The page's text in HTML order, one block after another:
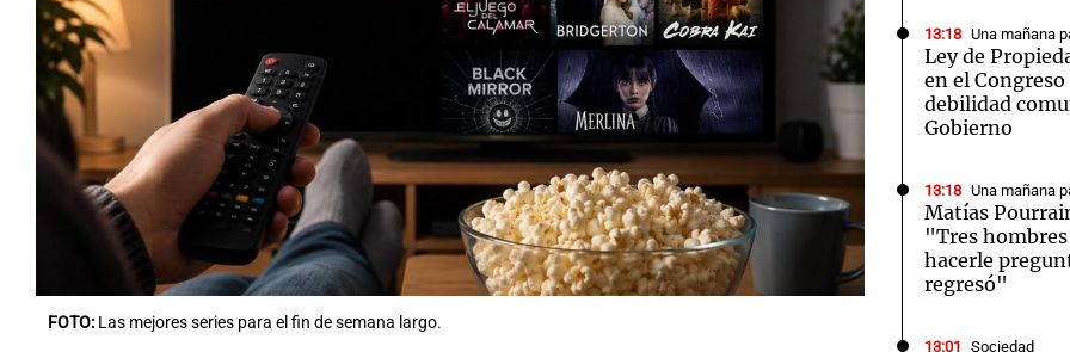
FOTO: Las mejores series para el fin de semana largo.
13:18 Una mañana
Ley de
en el
debilidad
Gobierno
13:18 Una mañana
Matías
"Tres
hacerle
regresó"
13:01 Sociedad